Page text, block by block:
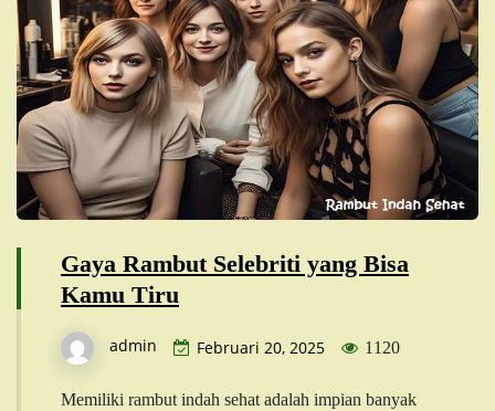
Gaya Rambut Selebriti yang Bisa
Kamu Tiru
admin Februari 20, 2025 1120
Memiliki rambut indah sehat adalah impian banyak